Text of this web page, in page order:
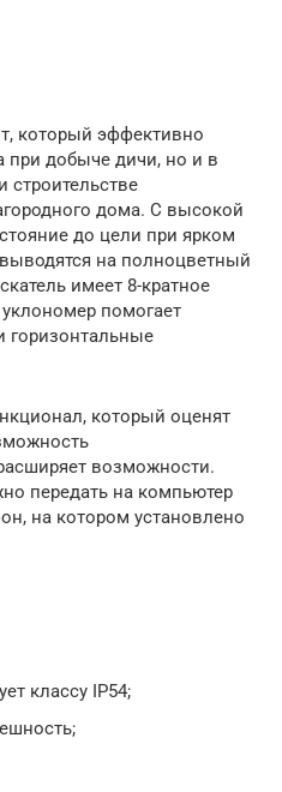
который эффективно
при добыче дичи, но и в
строительстве
дома. С высокой
до цели при ярком
на полноцветный
имеет 8-кратное
помогает
горизонтальные
который оценят
возможности.
передать на компьютер
на котором установлено
классу IP54;